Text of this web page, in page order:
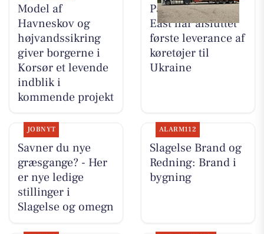
Model af
Havneskov og
højvandssikring
giver borgerne i
Korsør et levende
indblik i
kommende projekt
PanzerMuseum
East har afsluttet
første leverance af
køretøjer til
Ukraine
JOBNYT
Savner du nye
græsgange? - Her
er nye ledige
stillinger i
Slagelse og omegn
ALARM112
Slagelse Brand og
Redning: Brand i
bygning